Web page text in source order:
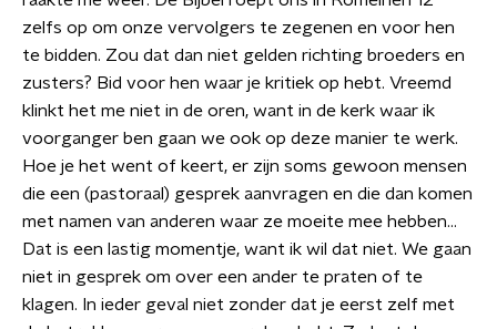
zelfs op om onze vervolgers te zegenen en voor hen
te bidden. Zou dat dan niet gelden richting broeders en
zusters? Bid voor hen waar je kritiek op hebt. Vreemd
klinkt het me niet in de oren, want in de kerk waar ik
voorganger ben gaan we ook op deze manier te werk.
Hoe je het went of keert, er zijn soms gewoon mensen
die een (pastoraal) gesprek aanvragen en die dan komen
met namen van anderen waar ze moeite mee hebben…
Dat is een lastig momentje, want ik wil dat niet. We gaan
niet in gesprek om over een ander te praten of te
klagen. In ieder geval niet zonder dat je eerst zelf met